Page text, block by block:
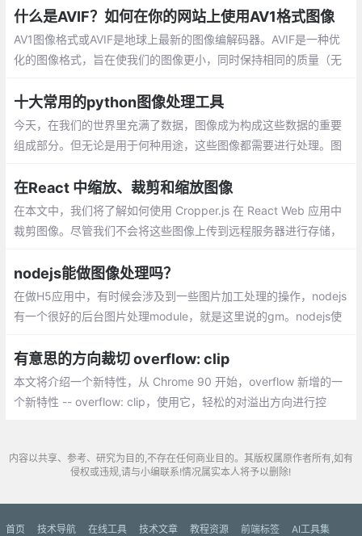
什么是AVIF？如何在你的网站上使用AV1格式图像
AV1图像格式或AVIF是地球上最新的图像编解码器。AVIF是一种优
化的图像格式，旨在使我们的图像更小，同时保持相同的质量（无
十大常用的python图像处理工具
今天，在我们的世界里充满了数据，图像成为构成这些数据的重要
组成部分。但无论是用于何种用途，这些图像都需要进行处理。图
中提取一些信息，然后可以将其用于某种用途
在React 中缩放、裁剪和缩放图像
在本文中，我们将了解如何使用 Cropper.js 在 React Web 应用中
裁剪图像。尽管我们不会将这些图像上传到远程服务器进行存储，
下动画：
nodejs能做图像处理吗？
在做H5应用中，有时候会涉及到一些图片加工处理的操作，nodejs
有一个很好的后台图片处理module，就是这里说的gm。nodejs使
有意思的方向裁切 overflow: clip
本文将介绍一个新特性，从 Chrome 90 开始，overflow 新增的一
个新特性 -- overflow: clip，使用它，轻松的对溢出方向进行控
内容以共享、参考、研究为目的,不存在任何商业目的。其版权属原作者所有,如有
侵权或违规,请与小编联系!情况属实本人将予以删除!
首页 技术导航 在线工具 技术文章 教程资源 前端标签 AI工具集